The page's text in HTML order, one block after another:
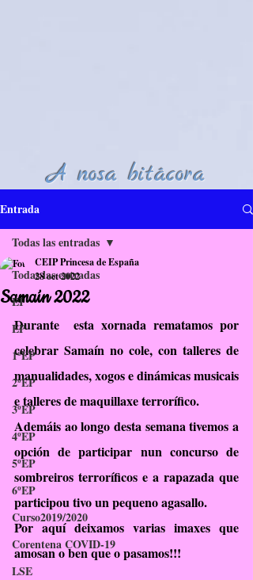
A nosa bitácora
Entrada
Todas las entradas
EI
EP
1ºEP
2ºEP
3ºEP
4ºEP
5ºEP
6ºEP
Curso2019/2020
Corentena COVID-19
LSE
Todas las entradas
Samaín 2022
CEIP Princesa de España
28 oct 2022
Durante  esta xornada rematamos por
celebrar Samaín no cole, con talleres de
manualidades, xogos e dinámicas musicais
e talleres de maquillaxe terrorífico.
Ademáis ao longo desta semana tivemos a
opción de participar nun concurso de
sombreiros terroríficos e a rapazada que
participou tivo un pequeno agasallo.
Por aquí deixamos varias imaxes que
amosan o ben que o pasamos!!!